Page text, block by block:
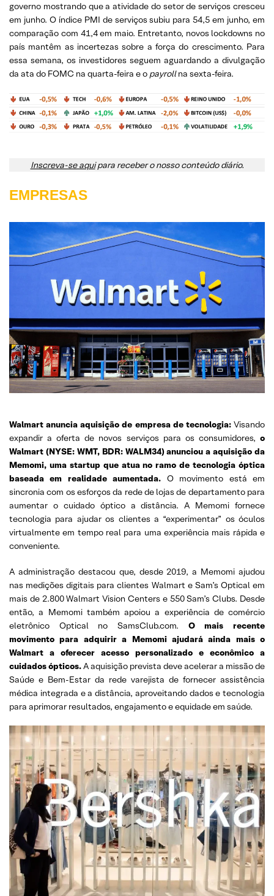
governo mostrando que a atividade do setor de serviços cresceu
em junho. O índice PMI de serviços subiu para 54,5 em junho, em
comparação com 41,4 em maio. Entretanto, novos lockdowns no
país mantêm as incertezas sobre a força do crescimento. Para
essa semana, os investidores seguem aguardando a divulgação
da ata do FOMC na quarta-feira e o payrollna sexta-feira.
Inscreva-se aquipara receber o nosso conteúdo diário.
EMPRESAS
Walmart anuncia aquisição de empresa de tecnologia: Visando
expandir a oferta de novos serviços para os consumidores, o
Walmart (NYSE: WMT, BDR: WALM34) anunciou a aquisição da
Memomi, uma startup que atua no ramo de tecnologia óptica
baseada em realidade aumentada. O movimento está em
sincronia com os esforços da rede de lojas de departamento para
aumentar o cuidado óptico a distância. A Memomi fornece
tecnologia para ajudar os clientes a “experimentar” os óculos
virtualmente em tempo real para uma experiência mais rápida e
conveniente.
A administração destacou que, desde 2019, a Memomi ajudou
nas medições digitais para clientes Walmart e Sam’s Optical em
mais de 2.800 Walmart Vision Centers e 550 Sam’s Clubs. Desde
então, a Memomi também apoiou a experiência de comércio
eletrônico Optical no SamsClub.com. O mais recente
movimento para adquirir a Memomi ajudará ainda mais o
Walmart a oferecer acesso personalizado e econômico a
cuidados ópticos.A aquisição prevista deve acelerar a missão de
Saúde e Bem-Estar da rede varejista de fornecer assistência
médica integrada e a distância, aproveitando dados e tecnologia
para aprimorar resultados, engajamento e equidade em saúde.